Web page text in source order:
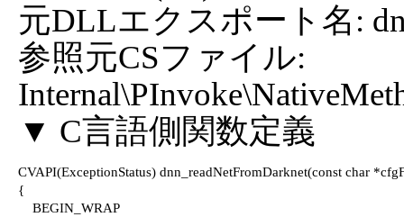
元DLLエクスポート名:
参照元CSファイル:
CVAPI(ExceptionStatus) dnn_readNetFromDarknet(const char
{
    BEGIN_WRAP